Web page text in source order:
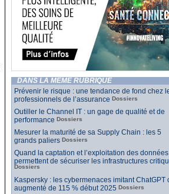
DANS LA MÊME RUBRIQUE
Prévenir le risque : une tendance de fond chez
professionnels de l’assurance Dossiers
Outiller le Channel IT : un gage de qualité et de
performance Dossiers
Mesurer la maturité de sa Supply Chain : les 5
grands paliers Dossiers
Quand la captation et l’exploitation des données
permettent de sécuriser les infrastructures
Dossiers
Kaspersky : les cybermenaces imitant ChatGPT
augmenté de 115 % début 2025 Dossiers